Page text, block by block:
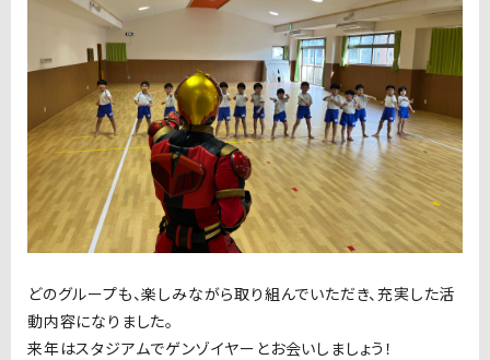
どのグループも、楽しみながら取り組んでいただき、充実した活
動内容になりました。
来年はスタジアムでゲンゾイヤーとお会いしましょう！